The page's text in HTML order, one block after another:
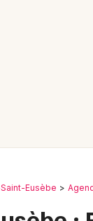
Eusèbe